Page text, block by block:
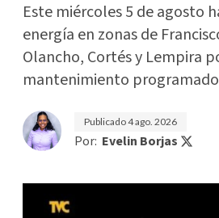
Este miércoles 5 de agosto
energía en zonas de
Olancho, Cortés y Lempira
mantenimiento
Publicado4 ago. 2026
Por: Evelin Borjas